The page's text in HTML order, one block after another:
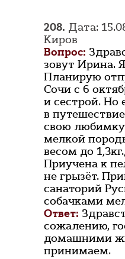
208. Дата:
Киров
Вопрос:
зовут Ирина.
Планирую
Сочи с 6
и сестрой. Но
в
свою любимку
мелкой
весом до
Приучена к
не грызёт.
санаторий
собачками
Ответ:
сожалению,
домашними
принимаем.